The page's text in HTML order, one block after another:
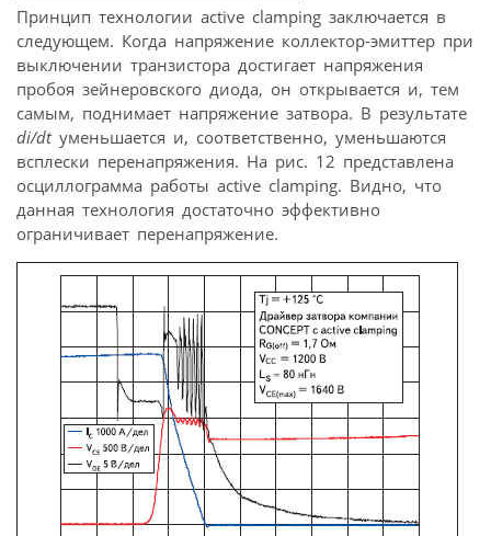
Принцип технологии active clamping заключается в
следующем. Когда напряжение коллектор-эмиттер при
выключении транзистора достигает напряжения
пробоя зейнеровского диода, он открывается и, тем
самым, поднимает напряжение затвора. В результате
di/dtуменьшается и, соответственно, уменьшаются
всплески перенапряжения. На рис. 12 представлена
осциллограмма работы active clamping. Видно, что
данная технология достаточно эффективно
ограничивает перенапряжение.